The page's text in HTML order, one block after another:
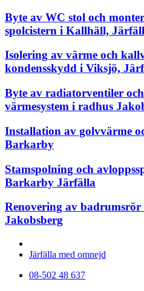
Byte av WC stol och
spolcistern i Kallhäll,
Isolering av värme och
kondensskydd i Viksjö,
Byte av radiatorventiler
värmesystem i radhus
Installation av golvvärme
Barkarby
Stamspolning och
Barkarby Järfälla
Renovering av
Jakobsberg
Järfälla med omnejd
08-502 48 637